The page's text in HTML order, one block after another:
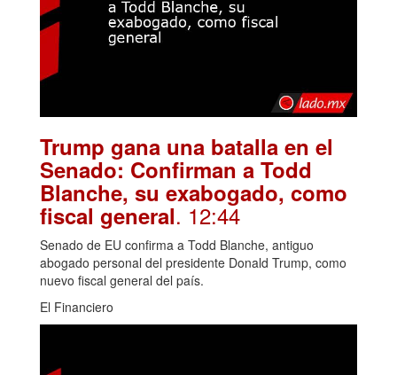
Trump gana una batalla en el
Senado: Confirman a Todd
Blanche, su exabogado, como
fiscal general. 12:44
Senado de EU confirma a Todd Blanche, antiguo
abogado personal del presidente Donald Trump, como
nuevo fiscal general del país.
El Financiero